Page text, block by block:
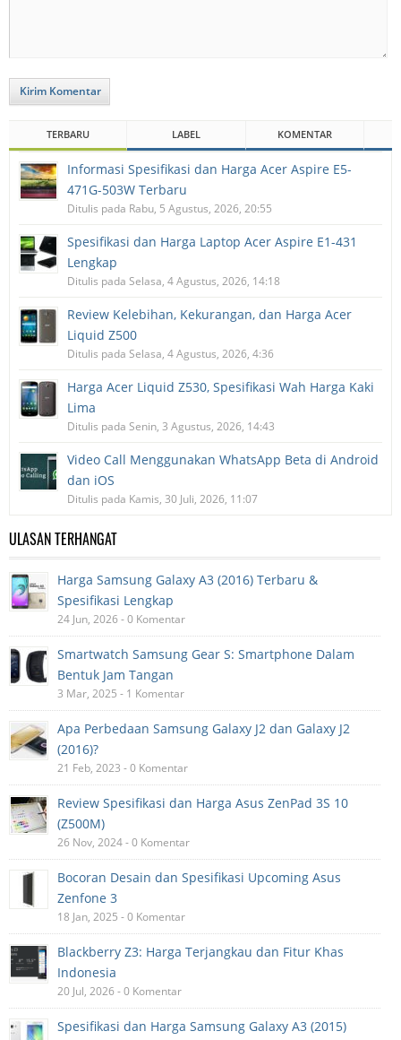
Kirim Komentar
TERBARU LABEL KOMENTAR
Informasi Spesifikasi dan Harga Acer Aspire E5-
471G-503W Terbaru
Ditulis pada Rabu, 5 Agustus, 2026, 20:55
Spesifikasi dan Harga Laptop Acer Aspire E1-431
Lengkap
Ditulis pada Selasa, 4 Agustus, 2026, 14:18
Review Kelebihan, Kekurangan, dan Harga Acer
Liquid Z500
Ditulis pada Selasa, 4 Agustus, 2026, 4:36
Harga Acer Liquid Z530, Spesifikasi Wah Harga Kaki
Lima
Ditulis pada Senin, 3 Agustus, 2026, 14:43
Video Call Menggunakan WhatsApp Beta di Android
dan iOS
Ditulis pada Kamis, 30 Juli, 2026, 11:07
ULASAN TERHANGAT
Harga Samsung Galaxy A3 (2016) Terbaru &
Spesifikasi Lengkap
24 Jun, 2026 - 0 Komentar
Smartwatch Samsung Gear S: Smartphone Dalam
Bentuk Jam Tangan
3 Mar, 2025 - 1 Komentar
Apa Perbedaan Samsung Galaxy J2 dan Galaxy J2
(2016)?
21 Feb, 2023 - 0 Komentar
Review Spesifikasi dan Harga Asus ZenPad 3S 10
(Z500M)
26 Nov, 2024 - 0 Komentar
Bocoran Desain dan Spesifikasi Upcoming Asus
Zenfone 3
18 Jan, 2025 - 0 Komentar
Blackberry Z3: Harga Terjangkau dan Fitur Khas
Indonesia
20 Jul, 2026 - 0 Komentar
Spesifikasi dan Harga Samsung Galaxy A3 (2015)